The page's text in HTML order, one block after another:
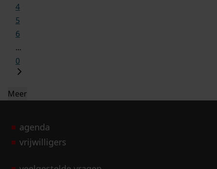
4
5
6
...
0
Meer
agenda
vrijwilligers